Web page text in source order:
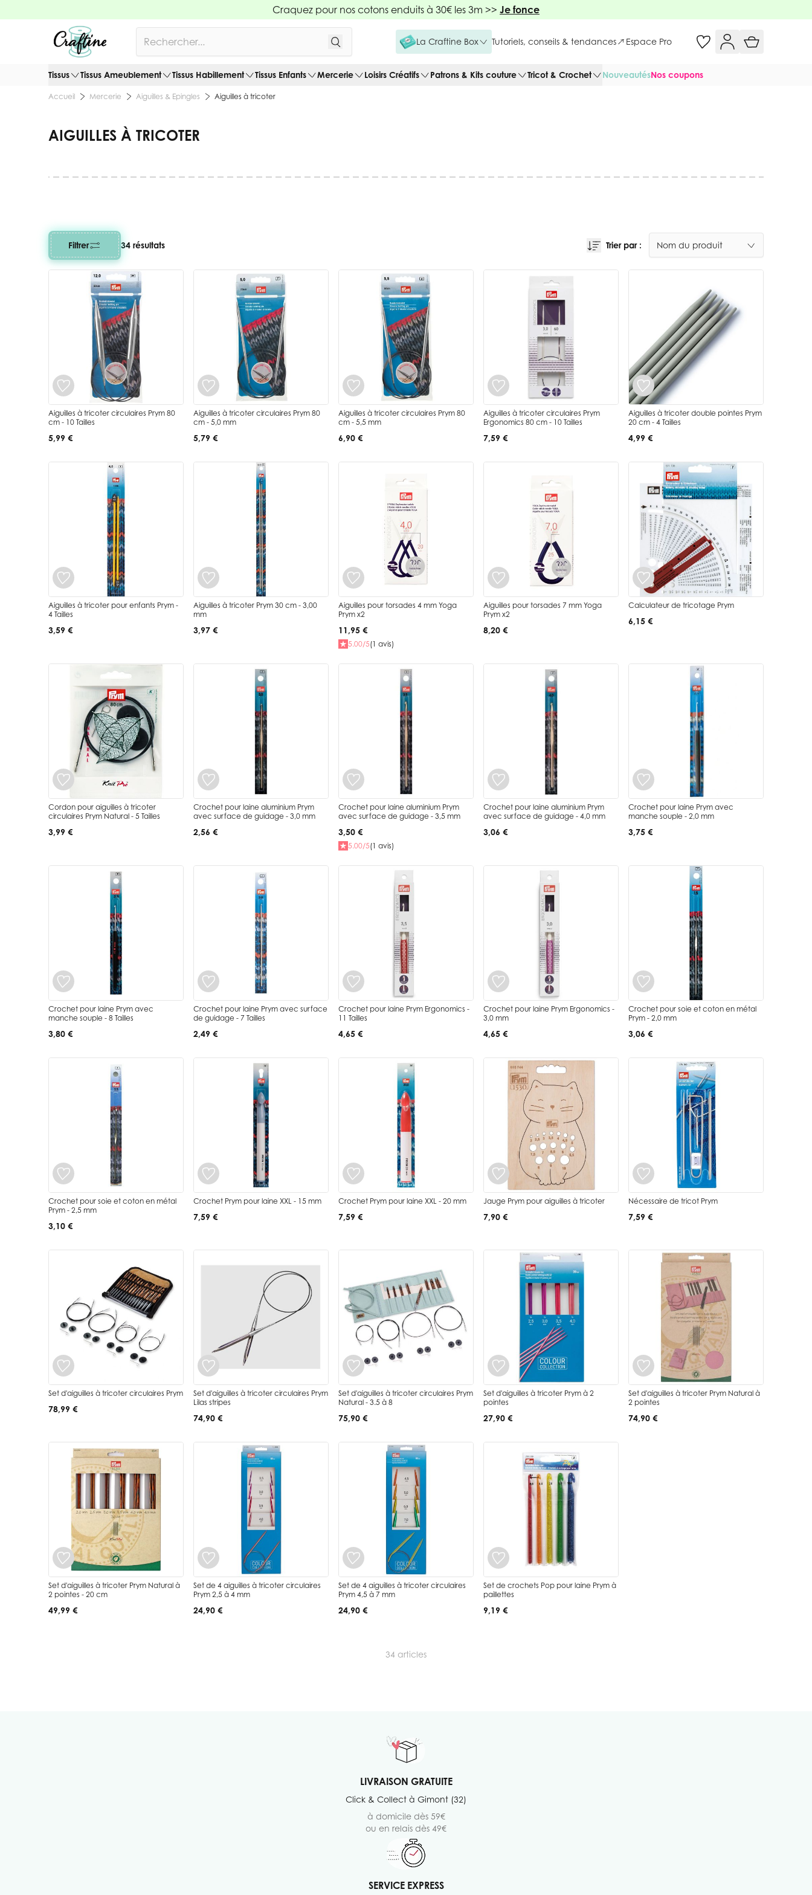
Craquez pour nos cotons enduits à 30€ les 3m >> Je fonce
La Craftine Box Tutoriels, conseils & tendances Espace Pro
Tissus Tissus Ameublement Tissus Habillement Tissus Enfants Mercerie Loisirs Créatifs Patrons & Kits couture Tricot & Crochet NouveautésNos coupons
Accueil Mercerie Aiguilles & Epingles Aiguilles à tricoter
AIGUILLES À TRICOTER
Filtrer 34 résultats Trier par :
Aiguilles à tricoter circulaires Prym 80
cm - 10 Tailles
5,99 €
Aiguilles à tricoter circulaires Prym 80
cm - 5,0 mm
5,79 €
Aiguilles à tricoter circulaires Prym 80
cm - 5,5 mm
6,90 €
Aiguilles à tricoter circulaires Prym
Ergonomics 80 cm - 10 Tailles
7,59 €
Aiguilles à tricoter double pointes Prym
20 cm - 4 Tailles
4,99 €
Aiguilles à tricoter pour enfants Prym -
4 Tailles
3,59 €
Aiguilles à tricoter Prym 30 cm - 3,00
mm
3,97 €
Aiguilles pour torsades 4 mm Yoga
Prym x2
11,95 €
5.00/5(1 avis)
Aiguilles pour torsades 7 mm Yoga
Prym x2
8,20 €
Calculateur de tricotage Prym
6,15 €
Cordon pour aiguilles à tricoter
circulaires Prym Natural - 5 Tailles
3,99 €
Crochet pour laine aluminium Prym
avec surface de guidage - 3,0 mm
2,56 €
Crochet pour laine aluminium Prym
avec surface de guidage - 3,5 mm
3,50 €
5.00/5(1 avis)
Crochet pour laine aluminium Prym
avec surface de guidage - 4,0 mm
3,06 €
Crochet pour laine Prym avec
manche souple - 2,0 mm
3,75 €
Crochet pour laine Prym avec
manche souple - 8 Tailles
3,80 €
Crochet pour laine Prym avec surface
de guidage - 7 Tailles
2,49 €
Crochet pour laine Prym Ergonomics -
11 Tailles
4,65 €
Crochet pour laine Prym Ergonomics -
3,0 mm
4,65 €
Crochet pour soie et coton en métal
Prym - 2,0 mm
3,06 €
Crochet pour soie et coton en métal
Prym - 2,5 mm
3,10 €
Crochet Prym pour laine XXL - 15 mm
7,59 €
Crochet Prym pour laine XXL - 20 mm
7,59 €
Jauge Prym pour aiguilles à tricoter
7,90 €
Nécessaire de tricot Prym
7,59 €
Set d'aiguilles à tricoter circulaires Prym
78,99 €
Set d'aiguilles à tricoter circulaires Prym
Lilas stripes
74,90 €
Set d'aiguilles à tricoter circulaires Prym
Natural - 3.5 à 8
75,90 €
Set d'aiguilles à tricoter Prym à 2
pointes
27,90 €
Set d'aiguilles à tricoter Prym Natural à
2 pointes
74,90 €
Set d'aiguilles à tricoter Prym Natural à
2 pointes - 20 cm
49,99 €
Set de 4 aiguilles à tricoter circulaires
Prym 2,5 à 4 mm
24,90 €
Set de 4 aiguilles à tricoter circulaires
Prym 4,5 à 7 mm
24,90 €
Set de crochets Pop pour laine Prym à
paillettes
9,19 €
34 articles
LIVRAISON GRATUITE
Click & Collect à Gimont (32)
à domicile dès 59€
ou en relais dès 49€
SERVICE EXPRESS